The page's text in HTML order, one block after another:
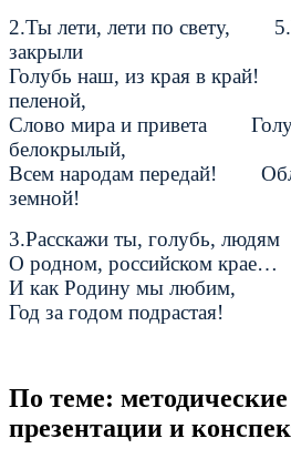
2.Ты лети, лети по свету,
закрыли
Голубь наш, из края в
пеленой,
Слово мира и привета
белокрылый,
Всем народам передай!
земной!
3.Расскажи ты, голубь, людям
О родном, российском крае…
И как Родину мы любим,
Год за годом подрастая!
По теме:
презентации и